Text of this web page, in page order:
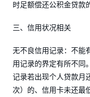
时足额偿还公积金贷款
三、信用状况相关
无不良信用记录：不能
用记录的界定有所不同
记录若出现个人贷款月
次）的、信用卡未还最